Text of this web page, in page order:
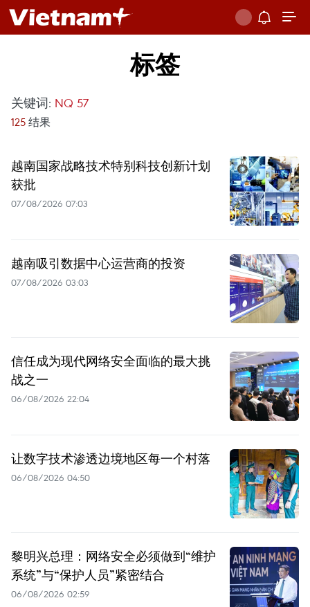
标签
关键词: NQ 57
125 结果
越南国家战略技术特别科技创新计划
获批
07/08/2026 07:03
越南吸引数据中心运营商的投资
07/08/2026 03:03
信任成为现代网络安全面临的最大挑
战之一
06/08/2026 22:04
让数字技术渗透边境地区每一个村落
06/08/2026 04:50
黎明兴总理：网络安全必须做到“维护
系统”与“保护人员”紧密结合
06/08/2026 02:59